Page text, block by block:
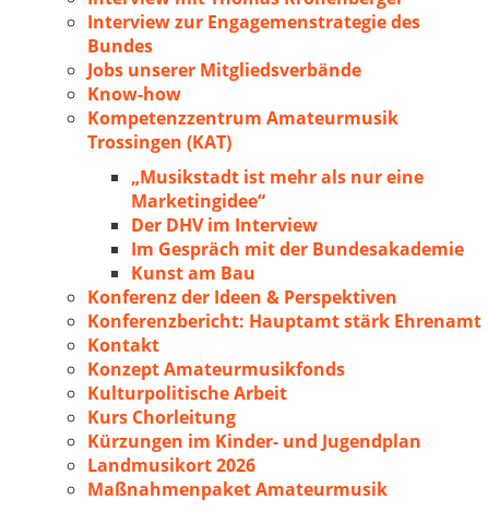
Interview zur Engagemenstrategie des
Bundes
Jobs unserer Mitgliedsverbände
Know-how
Kompetenzzentrum Amateurmusik
Trossingen (KAT)
„Musikstadt ist mehr als nur eine
Marketingidee“
Der DHV im Interview
Im Gespräch mit der Bundesakademie
Kunst am Bau
Konferenz der Ideen & Perspektiven
Konferenzbericht: Hauptamt stärk Ehrenamt
Kontakt
Konzept Amateurmusikfonds
Kulturpolitische Arbeit
Kurs Chorleitung
Kürzungen im Kinder- und Jugendplan
Landmusikort 2026
Maßnahmenpaket Amateurmusik